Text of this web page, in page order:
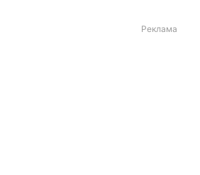
Реклама